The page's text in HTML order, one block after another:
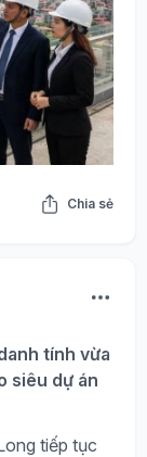
Chia sẻ
tính vừa
siêu dự án
tiếp tục